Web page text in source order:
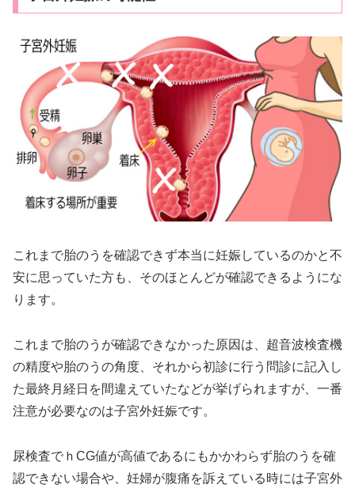
これまで胎のうを確認できず本当に妊娠しているのかと不
安に思っていた方も、そのほとんどが確認できるようにな
ります。
これまで胎のうが確認できなかった原因は、超音波検査機
の精度や胎のうの角度、それから初診に行う問診に記入し
た最終月経日を間違えていたなどが挙げられますが、一番
注意が必要なのは子宮外妊娠です。
尿検査でｈCG値が高値であるにもかかわらず胎のうを確
認できない場合や、妊婦が腹痛を訴えている時には子宮外